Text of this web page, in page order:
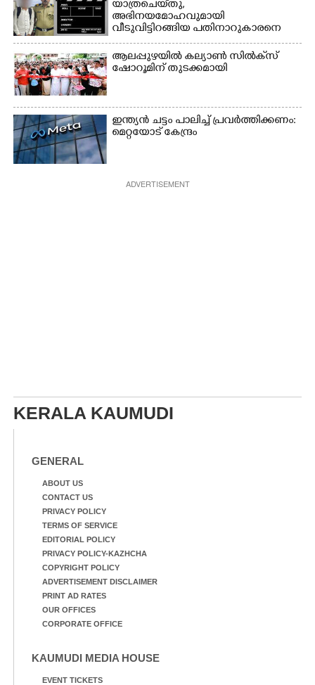
യാത്രചെ‌യ്‌തു,​
അഭിനയമോഹവുമായി
വീടുവിട്ടിറങ്ങിയ പതിനാറുകാരനെ
കണ്ടെത്തിയത് ഫിലിം സിറ്റിയിൽ
ആലപ്പുഴയിൽ കല്യാൺ സിൽക്‌സ്
ഷോറൂമിന് തുടക്കമായി
ഇന്ത്യൻ ചട്ടം പാലിച്ച് പ്രവർത്തിക്കണം:
മെറ്റയോട് കേന്ദ്രം
ADVERTISEMENT
KERALA KAUMUDI
GENERAL
ABOUT US
CONTACT US
PRIVACY POLICY
TERMS OF SERVICE
EDITORIAL POLICY
PRIVACY POLICY-KAZHCHA
COPYRIGHT POLICY
ADVERTISEMENT DISCLAIMER
PRINT AD RATES
OUR OFFICES
CORPORATE OFFICE
KAUMUDI MEDIA HOUSE
EVENT TICKETS